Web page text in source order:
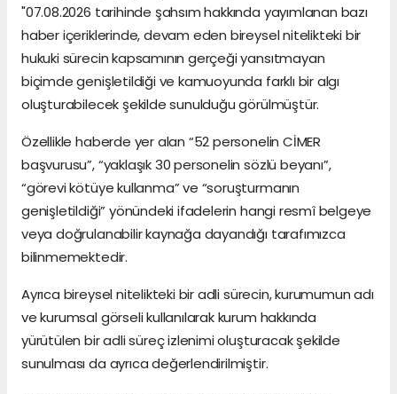
"07.08.2026 tarihinde şahsım hakkında yayımlanan bazı
haber içeriklerinde, devam eden bireysel nitelikteki bir
hukuki sürecin kapsamının gerçeği yansıtmayan
biçimde genişletildiği ve kamuoyunda farklı bir algı
oluşturabilecek şekilde sunulduğu görülmüştür.
Özellikle haberde yer alan “52 personelin CİMER
başvurusu”, “yaklaşık 30 personelin sözlü beyanı”,
“görevi kötüye kullanma” ve “soruşturmanın
genişletildiği” yönündeki ifadelerin hangi resmî belgeye
veya doğrulanabilir kaynağa dayandığı tarafımızca
bilinmemektedir.
Ayrıca bireysel nitelikteki bir adli sürecin, kurumumun adı
ve kurumsal görseli kullanılarak kurum hakkında
yürütülen bir adli süreç izlenimi oluşturacak şekilde
sunulması da ayrıca değerlendirilmiştir.